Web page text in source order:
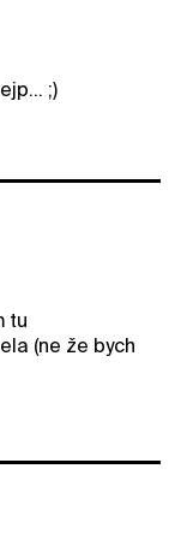
;)
tu
(ne že bych